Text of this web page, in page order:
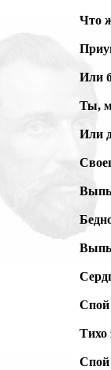
Что
Или
Ты,
Или
Спой
Тихо
Спой